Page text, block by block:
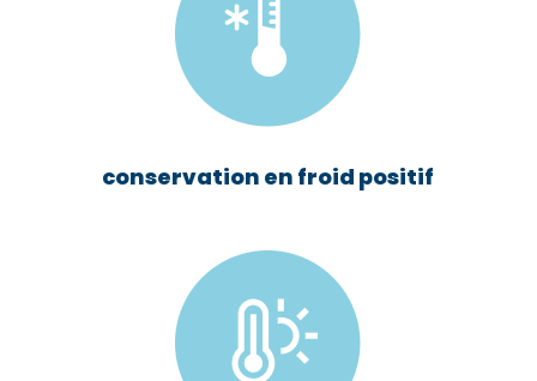
conservation en froid positif